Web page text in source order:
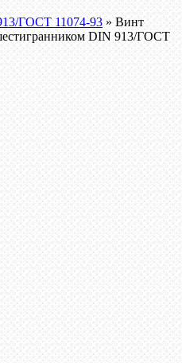
ГОСТ 11074-93 » Винт
DIN 913/ГОСТ